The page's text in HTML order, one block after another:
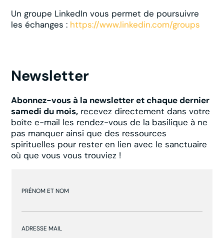
Un groupe LinkedIn vous permet de poursuivre
les échanges : https://www.linkedin.com/groups
Newsletter
Abonnez-vous à la newsletter et chaque dernier
samedi du mois, recevez directement dans votre
boîte e-mail les rendez-vous de la basilique à ne
pas manquer ainsi que des ressources
spirituelles pour rester en lien avec le sanctuaire
où que vous vous trouviez !
PRÉNOM ET NOM
ADRESSE MAIL